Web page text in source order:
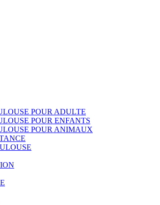
POUR ADULTE
POUR ENFANTS
POUR ANIMAUX